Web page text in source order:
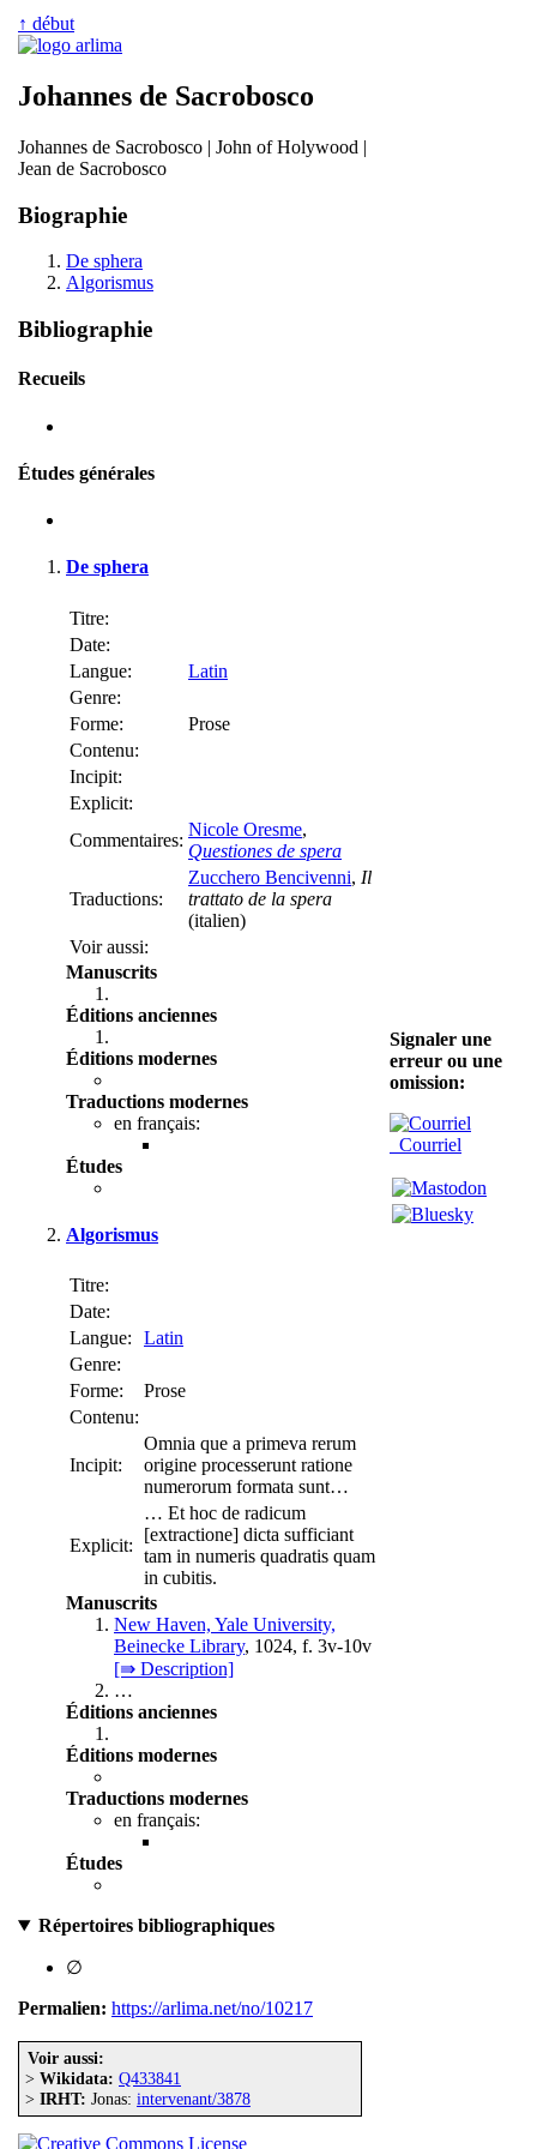
↑ début
Johannes de Sacrobosco
Johannes de Sacrobosco | John of Holywood |
Jean de Sacrobosco
Biographie
De sphera
Algorismus
Bibliographie
Recueils
Études générales
De sphera
Titre:
Date:
Langue:
Latin
Genre:
Forme:
Prose
Contenu:
Incipit:
Explicit:
Commentaires:
Nicole Oresme,
Questiones de spera
Traductions:
Zucchero Bencivenni, Il
trattato de la spera
(italien)
Voir aussi:
Manuscrits
Éditions anciennes
Éditions modernes
Traductions modernes
en français:
Études
Algorismus
Titre:
Date:
Langue:
Latin
Genre:
Forme:
Prose
Contenu:
Incipit:
Omnia que a primeva rerum
origine processerunt ratione
numerorum formata sunt…
Explicit:
… Et hoc de radicum
[extractione] dicta sufficiant
tam in numeris quadratis quam
in cubitis.
Manuscrits
New Haven, Yale University,
Beinecke Library, 1024, f. 3v-10v
[⇛ Description]
…
Éditions anciennes
Éditions modernes
Traductions modernes
en français:
Études
Répertoires bibliographiques
∅
Permalien: https://arlima.net/no/10217
Voir aussi:
> Wikidata: Q433841
> IRHT: Jonas: intervenant/3878
Signaler une
erreur ou une
omission:
Courriel